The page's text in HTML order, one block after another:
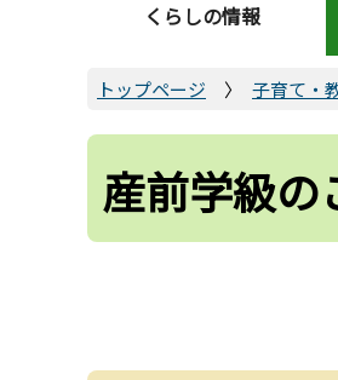
くらしの情報
トップページ 子育て・
産前学級の